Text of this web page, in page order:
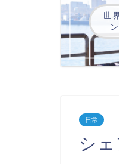
世
日常
シ